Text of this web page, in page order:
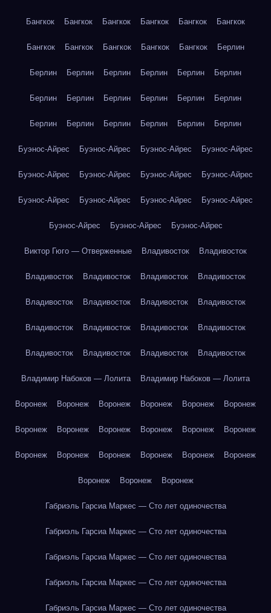
Бангкок Бангкок Бангкок Бангкок Бангкок Бангкок
Бангкок Бангкок Бангкок Бангкок Бангкок Берлин
Берлин Берлин Берлин Берлин Берлин Берлин
Берлин Берлин Берлин Берлин Берлин Берлин
Берлин Берлин Берлин Берлин Берлин Берлин
Буэнос-Айрес Буэнос-Айрес Буэнос-Айрес Буэнос-Айрес
Буэнос-Айрес Буэнос-Айрес Буэнос-Айрес Буэнос-Айрес
Буэнос-Айрес Буэнос-Айрес Буэнос-Айрес Буэнос-Айрес
Буэнос-Айрес Буэнос-Айрес Буэнос-Айрес
Виктор Гюго — Отверженные Владивосток Владивосток
Владивосток Владивосток Владивосток Владивосток
Владивосток Владивосток Владивосток Владивосток
Владивосток Владивосток Владивосток Владивосток
Владивосток Владивосток Владивосток Владивосток
Владимир Набоков — Лолита Владимир Набоков — Лолита
Воронеж Воронеж Воронеж Воронеж Воронеж Воронеж
Воронеж Воронеж Воронеж Воронеж Воронеж Воронеж
Воронеж Воронеж Воронеж Воронеж Воронеж Воронеж
Воронеж Воронеж Воронеж
Габриэль Гарсиа Маркес — Сто лет одиночества
Габриэль Гарсиа Маркес — Сто лет одиночества
Габриэль Гарсиа Маркес — Сто лет одиночества
Габриэль Гарсиа Маркес — Сто лет одиночества
Габриэль Гарсиа Маркес — Сто лет одиночества